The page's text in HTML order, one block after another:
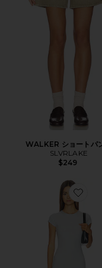
WALKER ショートパ
SLVRLAKE
$249